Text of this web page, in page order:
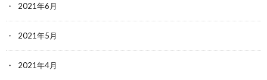
2021年6月
2021年5月
2021年4月